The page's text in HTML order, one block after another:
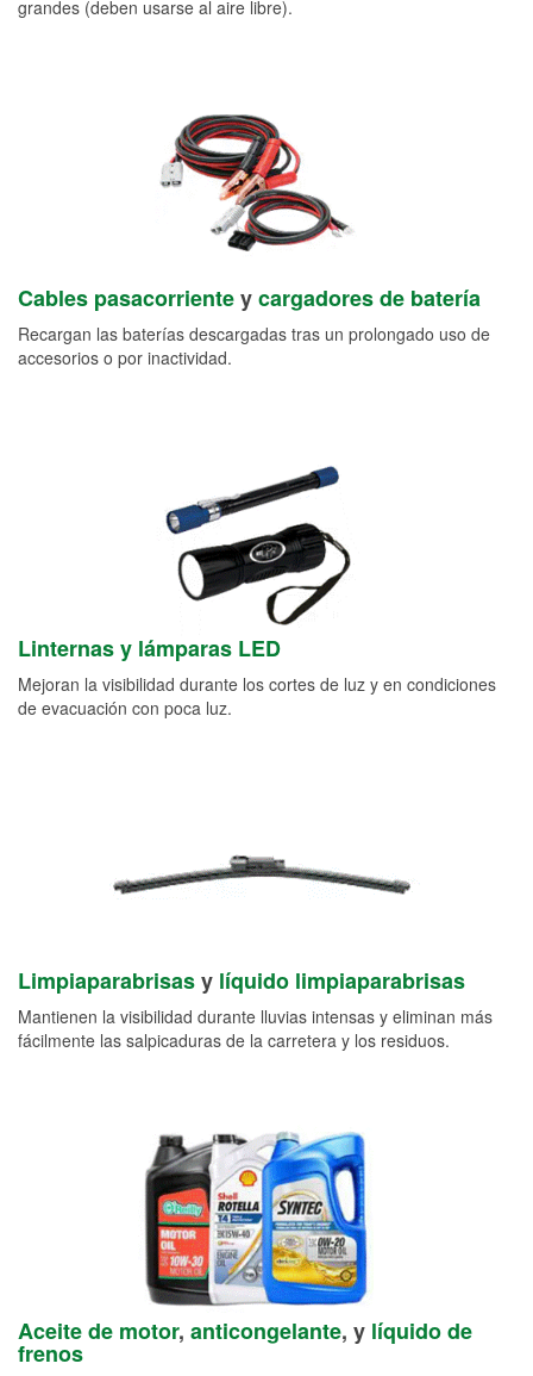
grandes (deben usarse al aire libre).
Cables pasacorrienteycargadores de batería
Recargan las baterías descargadas tras un prolongado uso de
accesorios o por inactividad.
Linternas y lámparas LED
Mejoran la visibilidad durante los cortes de luz y en condiciones
de evacuación con poca luz.
Limpiaparabrisasy líquido limpiaparabrisas
Mantienen la visibilidad durante lluvias intensas y eliminan más
fácilmente las salpicaduras de la carretera y los residuos.
Aceite de motor, anticongelante, y líquido de
frenos